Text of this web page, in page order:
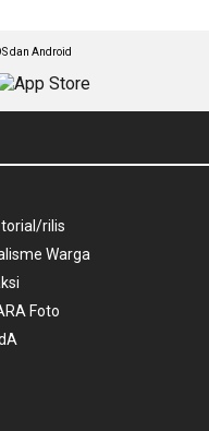
dan Android
rilis
Warga
Foto